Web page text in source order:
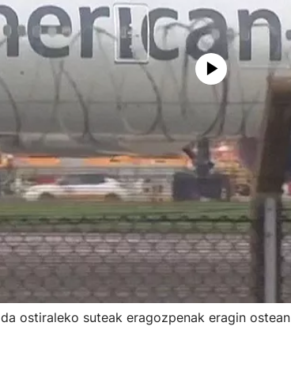
ostiraleko suteak eragozpenak eragin ostean